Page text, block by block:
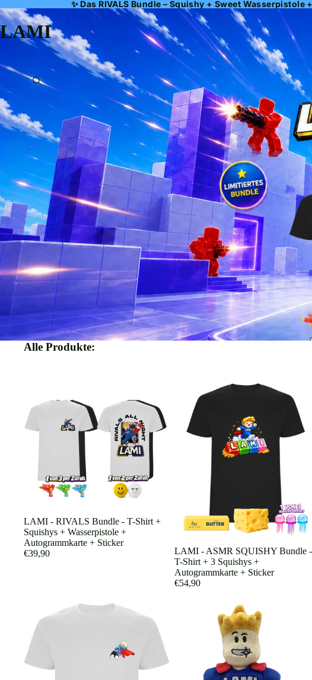
✨ Das RIVALS Bundle – Squishy + Sweet Wasserpistole
LAMI
Alle Produkte:
Ausverkauft
LAMI - RIVALS Bundle - T-Shirt +
Squishys + Wasserpistole +
Autogrammkarte + Sticker
€39,90
Ausverkauft
LAMI - ASMR SQUISHY Bundle -
T-Shirt + 3 Squishys +
Autogrammkarte + Sticker
€54,90